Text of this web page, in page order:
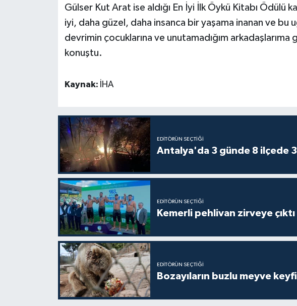
Gülser Kut Arat ise aldığı En İyi İlk Öykü Kitabı Ödülü
iyi, daha güzel, daha insanca bir yaşama inanan ve bu
devrimin çocuklarına ve unutamadığım
konuştu.
Kaynak: İHA
EDITÖRÜN SEÇTIĞI
Antalya'da 3 günde 8 ilçede
EDITÖRÜN SEÇTIĞI
Kemerli pehlivan zirveye çıktı
EDITÖRÜN SEÇTIĞI
Bozayıların buzlu meyve keyfi